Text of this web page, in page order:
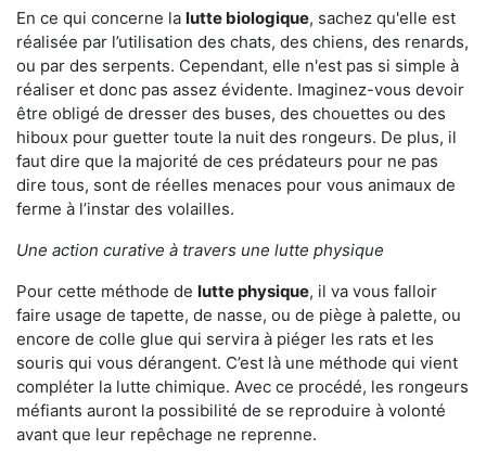
En ce qui concerne la lutte biologique, sachez qu'elle est
réalisée par l’utilisation des chats, des chiens, des renards,
ou par des serpents. Cependant, elle n'est pas si simple à
réaliser et donc pas assez évidente. Imaginez-vous devoir
être obligé de dresser des buses, des chouettes ou des
hiboux pour guetter toute la nuit des rongeurs. De plus, il
faut dire que la majorité de ces prédateurs pour ne pas
dire tous, sont de réelles menaces pour vous animaux de
ferme à l’instar des volailles.
Une action curative à travers une lutte physique
Pour cette méthode de lutte physique, il va vous falloir
faire usage de tapette, de nasse, ou de piège à palette, ou
encore de colle glue qui servira à piéger les rats et les
souris qui vous dérangent. C’est là une méthode qui vient
compléter la lutte chimique. Avec ce procédé, les rongeurs
méfiants auront la possibilité de se reproduire à volonté
avant que leur repêchage ne reprenne.